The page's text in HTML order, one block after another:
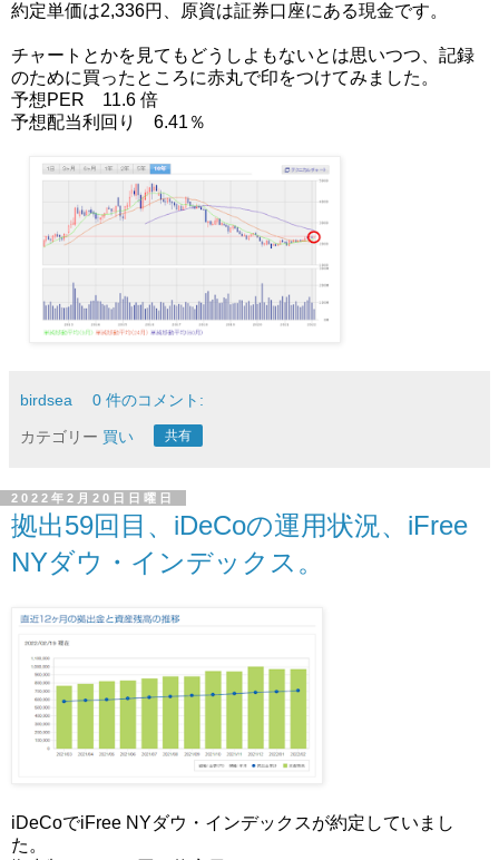
約定単価は2,336円、原資は証券口座にある現金です。
チャートとかを見てもどうしよもないとは思いつつ、記録
のために買ったところに赤丸で印をつけてみました。
予想PER 11.6 倍
予想配当利回り 6.41％
birdsea 0 件のコメント:
カテゴリー 買い 共有
2022年2月20日日曜日
拠出59回目、iDeCoの運用状況、iFree
NYダウ・インデックス。
iDeCoでiFree NYダウ・インデックスが約定していまし
た。